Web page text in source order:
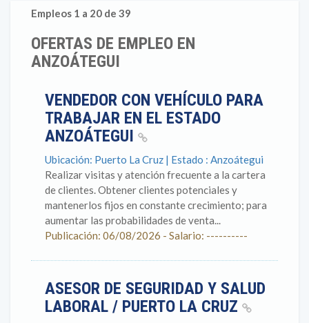
Empleos 1 a 20 de 39
OFERTAS DE EMPLEO EN
ANZOÁTEGUI
VENDEDOR CON VEHÍCULO PARA
TRABAJAR EN EL ESTADO
ANZOÁTEGUI
Ubicación: Puerto La Cruz | Estado : Anzoátegui
Realizar visitas y atención frecuente a la cartera
de clientes. Obtener clientes potenciales y
mantenerlos fijos en constante crecimiento; para
aumentar las probabilidades de venta...
Publicación: 06/08/2026 - Salario: ----------
ASESOR DE SEGURIDAD Y SALUD
LABORAL / PUERTO LA CRUZ